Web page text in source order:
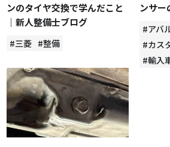
ンのタイヤ交換で学んだこと
｜新人整備士ブログ
#三菱 #整備
ンサ
#アバ
#カス
#輸入